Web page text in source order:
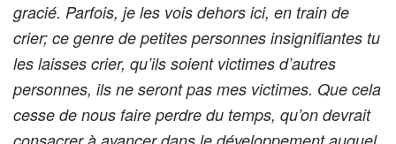
gracié. Parfois, je les vois dehors ici, en train de
crier; ce genre de petites personnes insignifiantes tu
les laisses crier, qu’ils soient victimes d’autres
personnes, ils ne seront pas mes victimes. Que cela
cesse de nous faire perdre du temps, qu’on devrait